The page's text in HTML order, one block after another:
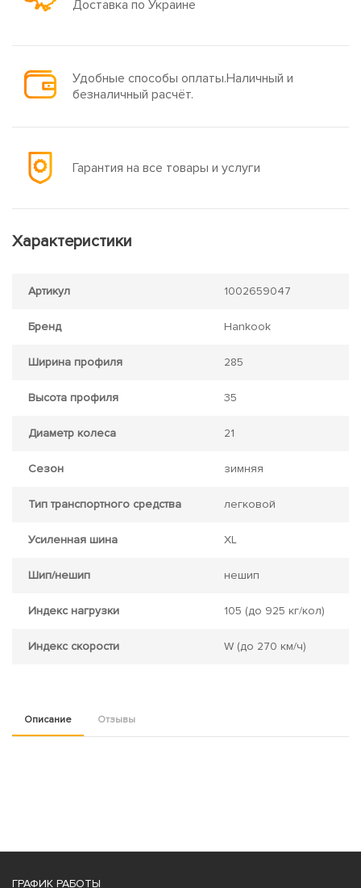
Доставка по Украине
Удобные способы оплаты.Наличный и
безналичный расчёт.
Гарантия на все товары и услуги
Характеристики
Артикул 1002659047
Бренд Hankook
Ширина профиля 285
Высота профиля 35
Диаметр колеса 21
Сезон зимняя
Тип транспортного средства легковой
Усиленная шина XL
Шип/нешип нешип
Индекс нагрузки 105 (до 925 кг/кол)
Индекс скорости W (до 270 км/ч)
Описание Отзывы
ГРАФИК РАБОТЫ